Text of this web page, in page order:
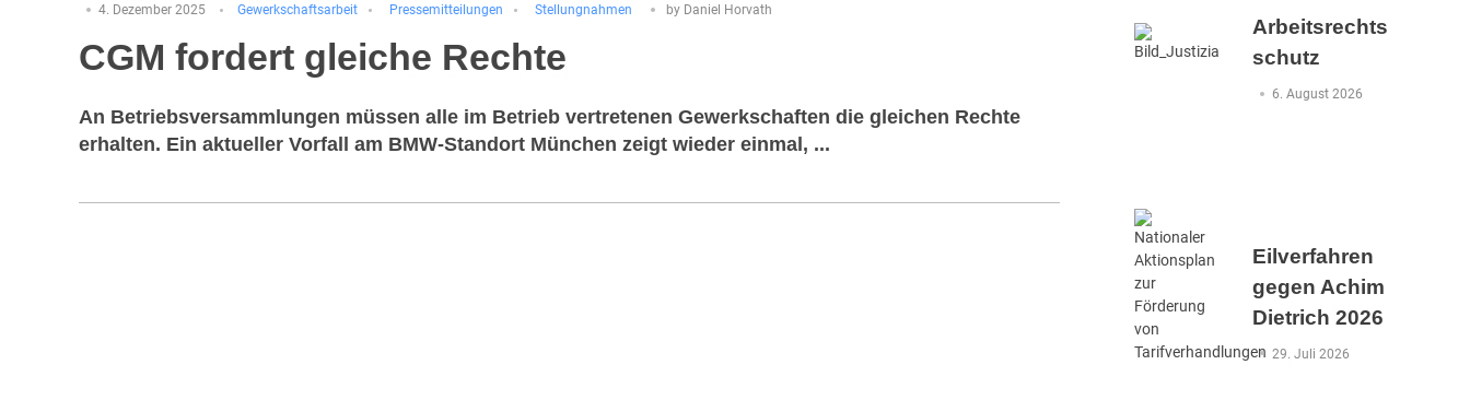
4. Dezember 2025 Gewerkschaftsarbeit Pressemitteilungen Stellungnahmen by Daniel Horvath
CGM fordert gleiche Rechte
An Betriebsversammlungen müssen alle im Betrieb vertretenen Gewerkschaften die gleichen Rechte
erhalten. Ein aktueller Vorfall am BMW-Standort München zeigt wieder einmal, ...
Arbeitsrechts
schutz
6. August 2026
Eilverfahren
gegen Achim
Dietrich 2026
29. Juli 2026